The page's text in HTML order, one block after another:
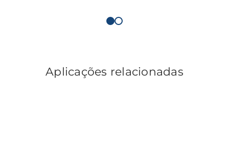
Aplicações relacionadas